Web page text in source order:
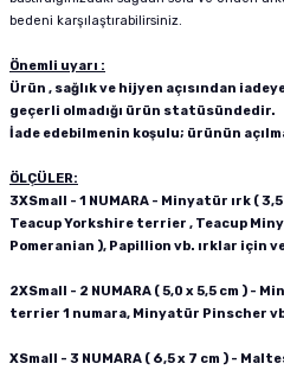
bedeni karşılaştırabilirsiniz.
Önemli uyarı :
Ürün , sağlık ve hijyen açısından
geçerli olmadığı ürün statüsündedir.
İade edebilmenin koşulu; ürünün
ÖLÇÜLER:
3XSmall - 1 NUMARA - Minyatür ırk (
Teacup Yorkshire terrier , Teacup
Pomeranian ), Papillion vb. ırklar için
2XSmall - 2 NUMARA ( 5,0 x 5,5 cm ) -
terrier 1 numara, Minyatür Pinscher
XSmall - 3 NUMARA ( 6,5 x 7 cm ) -